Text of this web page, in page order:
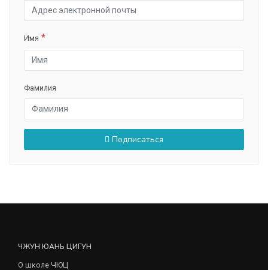
Имя
Фамилия
Подписаться
ЧЖУН ЮАНЬ ЦИГУН
О школе ЧЮЦ